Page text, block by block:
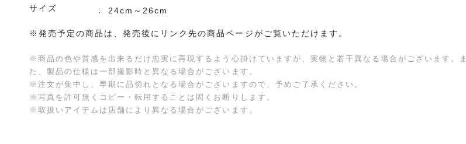
サイズ 24cm～26cm
※発売予定の商品は、発売後にリンク先の商品ページがご覧いただけます。
※商品の色や質感を出来るだけ忠実に再現するよう心掛けていますが、実物と若干異なる場合がございます。ま
た、製品の仕様は一部撮影時と異なる場合がございます。
※注文が集中し、早期に品切れとなる場合がございますので、予めご了承ください。
※写真を許可無くコピー・転用することは固くお断りします。
※取扱いアイテムは店舗により異なる場合がございます。